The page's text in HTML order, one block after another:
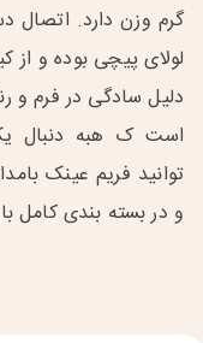
گرم وزن دارد. اتصال
لولای پیچی بوده و از
دلیل سادگی در فرم و
است ک هبه دنبال
توانید فریم عینک
و در بسته بندی کامل